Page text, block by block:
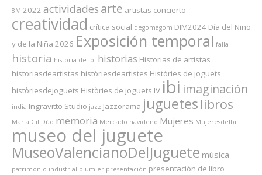
8M 2022 actividades arte artistas concierto
creatividad crítica social degomagom DIM2024 Día del Niño
y de la Niña 2026 Exposición temporal falla
historia historia de Ibi historias Historias de artistas
historiasdeartistas històriesdeartistes Històries de joguets
històriesdejoguets Històries de joguets IV ibi imaginación
india Ingravitto Studio jazz Jazzorama juguetes libros
María Gil Dúo memoria Mercado navideño Mujeres MujeresdeIbi
museo del juguete
MuseoValencianoDelJuguete música
patrimonio industrial plumier presentación presentación de libro